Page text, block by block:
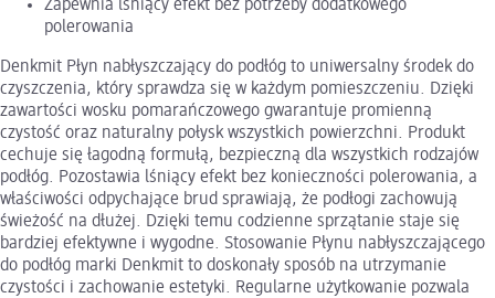
Zapewnia lśniący efekt bez potrzeby dodatkowego
polerowania
Denkmit Płyn nabłyszczający do podłóg to uniwersalny środek do
czyszczenia, który sprawdza się w każdym pomieszczeniu. Dzięki
zawartości wosku pomarańczowego gwarantuje promienną
czystość oraz naturalny połysk wszystkich powierzchni. Produkt
cechuje się łagodną formułą, bezpieczną dla wszystkich rodzajów
podłóg. Pozostawia lśniący efekt bez konieczności polerowania, a
właściwości odpychające brud sprawiają, że podłogi zachowują
świeżość na dłużej. Dzięki temu codzienne sprzątanie staje się
bardziej efektywne i wygodne. Stosowanie Płynu nabłyszczającego
do podłóg marki Denkmit to doskonały sposób na utrzymanie
czystości i zachowanie estetyki. Regularne użytkowanie pozwala